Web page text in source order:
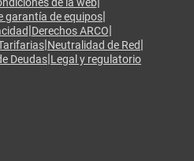
garantía de equipos|
|Derechos ARCO|
|Neutralidad de Red|
Deudas|Legal y regulatorio